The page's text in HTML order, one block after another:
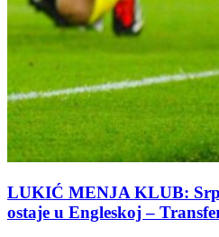
LUKIĆ MENJA KLUB:
ostaje u Engleskoj –